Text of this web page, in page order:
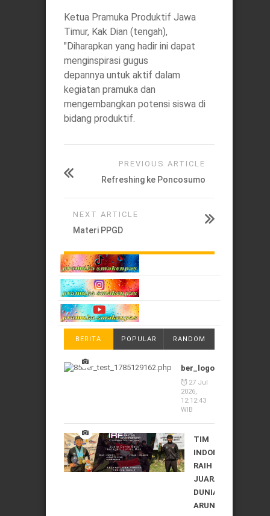
Ketua Pramuka Produktif Jawa
Timur, Kak Dian (tengah),
"Diharapkan yang hadir ini dapat
menginspirasi gugus
depannya untuk aktif dalam
kegiatan pramuka dan
mengembangkan potensi siswa di
bidang produktif.
PREVIOUS ARTICLE
Refreshing ke Poncosumo
NEXT ARTICLE
Materi PPGD
BERITA POPULAR RANDOM
ber_logo_1785129162
27 Jul
2026,
12:12:43
WIB
TIM
INDONESIA
RAIH
JUARA
DUNIA
ARUNG